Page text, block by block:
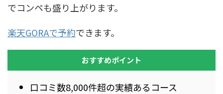
でコンペも盛り上がります。
楽天GORAで予約できます。
おすすめポイント
口コミ数8,000件超の実績あるコース